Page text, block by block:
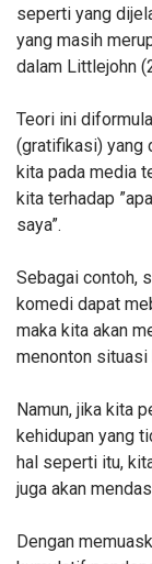
seperti yang
yang masih
dalam Littlejohn
Teori ini
(gratifikasi) yang
kita pada media
kita terhadap
saya”.
Sebagai contoh,
komedi dapat
maka kita akan
menonton situasi
Namun, jika kita
kehidupan yang
hal seperti itu,
juga akan
Dengan